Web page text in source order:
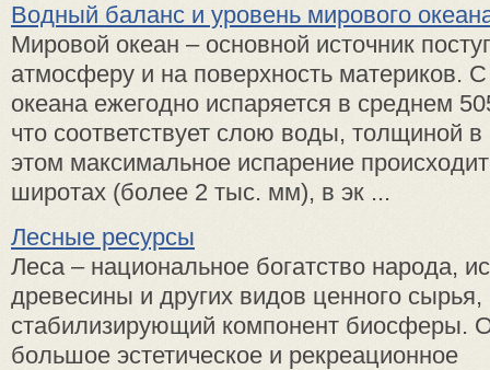
Водный баланс и уровень мирового
Мировой океан – основной источник
атмосферу и на поверхность материков.
океана ежегодно испаряется в среднем
что соответствует слою воды, толщиной
этом максимальное испарение
широтах (более 2 тыс. мм), в эк ...
Лесные ресурсы
Леса – национальное богатство народа,
древесины и других видов ценного сырья,
стабилизирующий компонент биосферы.
большое эстетическое и рекреационное